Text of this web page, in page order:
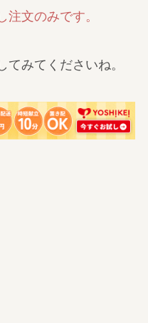
文のみです。
みてくださいね。